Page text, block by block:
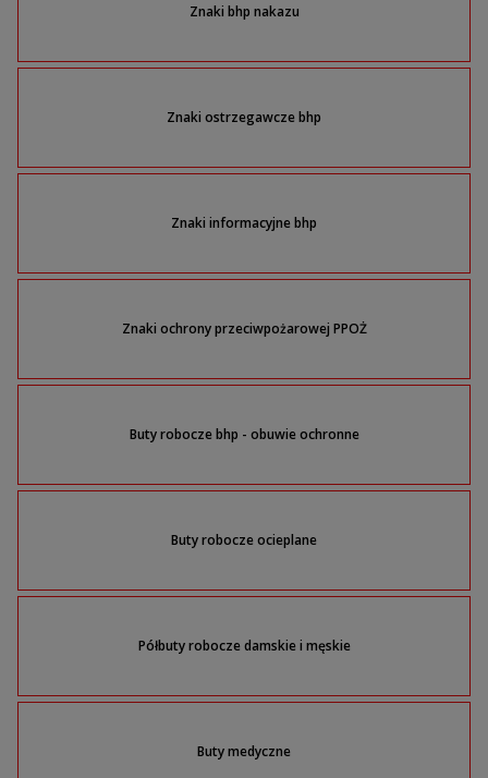
Znaki bhp nakazu
Znaki ostrzegawcze bhp
Znaki informacyjne bhp
Znaki ochrony przeciwpożarowej PPOŻ
Buty robocze bhp - obuwie ochronne
Buty robocze ocieplane
Półbuty robocze damskie i męskie
Buty medyczne